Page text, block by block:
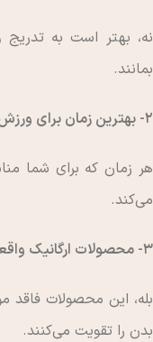
نه، بهتر است به تدریج
بمانند.
2- بهترین زمان برای ورزش چه موقع است؟
هر زمان که برای شما
می‌کند.
3- محصولات ارگانیک واقعاً تأثیر دارند؟
بله، این محصولات فاقد
بدن را تقویت می‌کنند.